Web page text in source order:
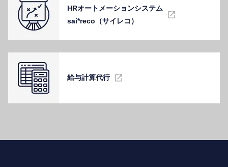
HRオートメーションシステム
sai*reco（サイレコ）
給与計算代⾏